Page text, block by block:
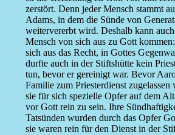
zerstört. Denn jeder Mensch stammt
Adams, in dem die Sünde von
weitervererbt wird. Deshalb kann
Mensch von sich aus zu Gott
sich aus das Recht, in Gottes
durfte auch in der Stiftshütte kein
tun, bevor er gereinigt war. Bevor
Familie zum Priesterdienst zugelassen
sie für sich spezielle Opfer auf dem
vor Gott rein zu sein. Ihre
Tatsünden wurden durch das Opfer
sie waren rein für den Dienst in der